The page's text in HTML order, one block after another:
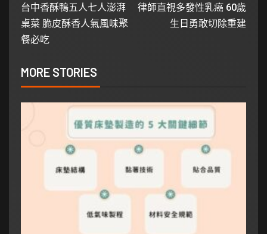
台中香酥鴨五人七人澎湃
桌菜 脆皮酥香人氣風味聚
餐必吃
律師直視多發性乳癌 60歲
生日勇敢切除重建
MORE STORIES